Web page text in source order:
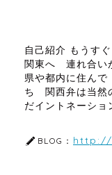
自己紹介 もうす
関東へ 連れ合い
県や都内に住ん
ち 関西弁は当然
だイントネーショ
BLOG： http://